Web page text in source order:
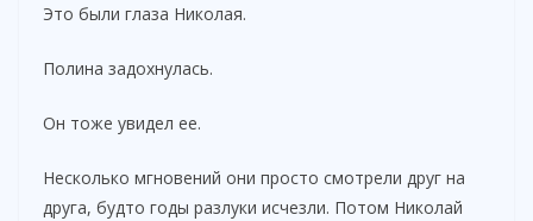
Это были глаза Николая.
Полина задохнулась.
Он тоже увидел ее.
Несколько мгновений они просто смотрели друг на
друга, будто годы разлуки исчезли. Потом Николай